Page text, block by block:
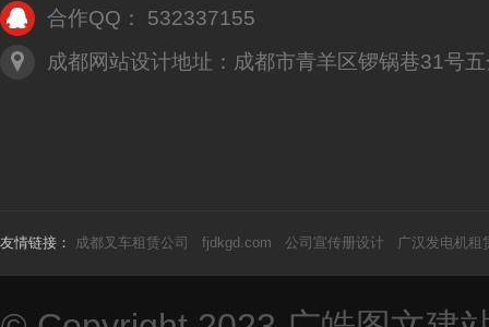
合作QQ： 532337155
成都网站设计地址：成都市青羊区锣锅巷31号
友情链接： 成都叉车租赁公司 fjdkgd.com 公司宣传册设计 广汉发电机租